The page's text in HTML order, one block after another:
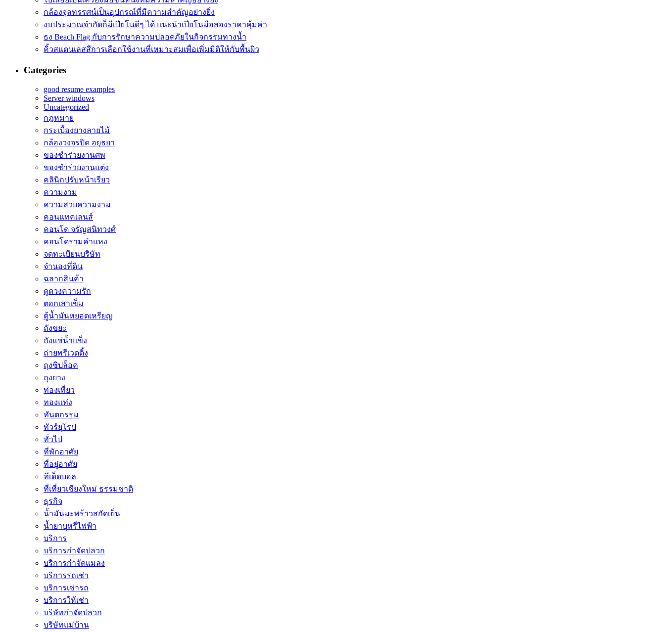
กล้องจุลทรรศน์เป็นอุปกรณ์ที่มีความสำคัญอย่างยิ่ง
งบประมาณจำกัดก็มีเปียโนดีๆ ได้ แนะนำเปียโนมือสองราคาคุ้มค่า
ธง Beach Flag กับการรักษาความปลอดภัยในกิจกรรมทางน้ำ
คิ้วสแตนเลสสีการเลือกใช้งานที่เหมาะสมเพื่อเพิ่มมิติให้กับพื้นผิว
Categories
good resume examples
Server windows
Uncategorized
กฎหมาย
กระเบื้องยางลายไม้
กล้องวงจรปิด อยุธยา
ของชำร่วยงานศพ
ของชำร่วยงานแต่ง
คลินิกปรับหน้าเรียว
ความงาม
ความสวยความงาม
คอนแทคเลนส์
คอนโด จรัญสนิทวงศ์
คอนโดรามคำแหง
จดทะเบียนบริษัท
จำนองที่ดิน
ฉลากสินค้า
ดูดวงความรัก
ตอกเสาเข็ม
ตู้น้ำมันหยอดเหรียญ
ถังขยะ
ถังแช่น้ำแข็ง
ถ่ายพรีเวดดิ้ง
ถุงซิปล็อค
ถุงยาง
ท่องเที่ยว
ทองแท่ง
ทันตกรรม
ทัวร์ยุโรป
ทั่วไป
ที่พักอาศัย
ที่อยู่อาศัย
ทีเด็ดบอล
ที่เที่ยวเชียงใหม่ ธรรมชาติ
ธุรกิจ
น้ำมันมะพร้าวสกัดเย็น
น้ำยาบุหรี่ไฟฟ้า
บริการ
บริการกำจัดปลวก
บริการกำจัดแมลง
บริการรถเช่า
บริการเช่ารถ
บริการให้เช่า
บริษัทกำจัดปลวก
บริษัทแม่บ้าน